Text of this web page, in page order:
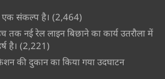
संकल्प है। (2,464)
तक नई रेल लाइन बिछाने का कार्य उतरौला में
है। (2,221)
की दुकान का किया गया उदघाटन